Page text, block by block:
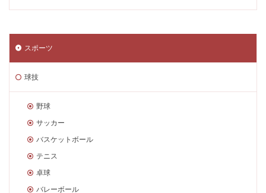
スポーツ
球技
野球
サッカー
バスケットボール
テニス
卓球
バレーボール